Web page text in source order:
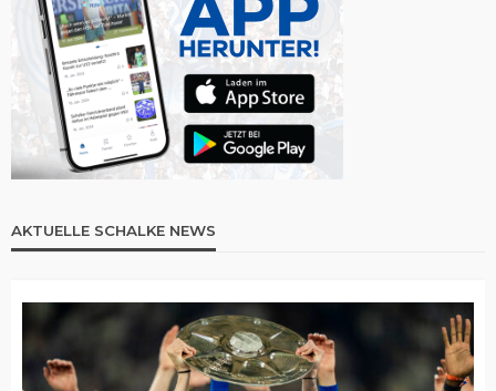
AKTUELLE SCHALKE NEWS